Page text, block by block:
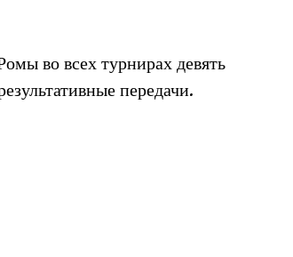
во всех турнирах девять
передачи.